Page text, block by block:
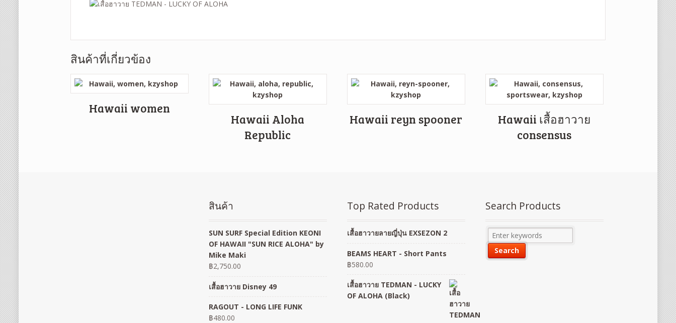
สินค้าที่เกี่ยวข้อง
Hawaii women
Hawaii Aloha
Republic
Hawaii reyn spooner
Hawaii เสื้อฮาวาย
consensus
สินค้า
SUN SURF Special Edition KEONI
OF HAWAII "SUN RICE ALOHA" by
Mike Maki
฿2,750.00
เสื้อฮาวาย Disney 49
RAGOUT - LONG LIFE FUNK
฿480.00
Top Rated Products
เสื้อฮาวายลายญี่ปุ่น EXSEZON 2
BEAMS HEART - Short Pants
฿580.00
เสื้อฮาวาย TEDMAN - LUCKY
OF ALOHA (Black)
Search Products